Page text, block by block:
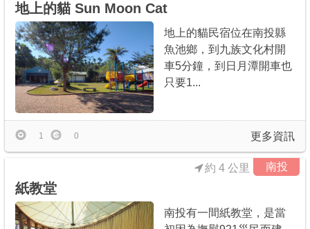
地上的貓 Sun Moon Cat
地上的貓民宿位在南投縣
魚池鄉，到九族文化村開
車5分鐘，到日月潭開車也
只要1...
更多資訊
1 0
南投
紙教堂
約 4 公里
南投有一間紙教堂，是當